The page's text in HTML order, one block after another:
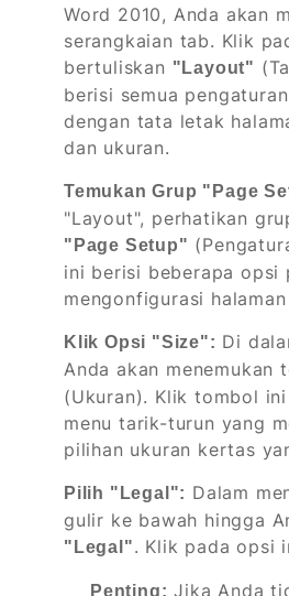
Word 2010, Anda akan
serangkaian tab. Klik
bertuliskan "Layout"
berisi semua
dengan tata letak
dan ukuran.
Temukan Grup "Page
"Layout", perhatikan
"Page Setup"
ini berisi beberapa opsi
mengonfigurasi
Klik Opsi "Size": Di
Anda akan menemukan
(Ukuran). Klik tombol
menu tarik-turun yang
pilihan ukuran kertas
Pilih "Legal": Dalam
gulir ke bawah hingga
"Legal". Klik pada opsi
Penting: Jika Anda